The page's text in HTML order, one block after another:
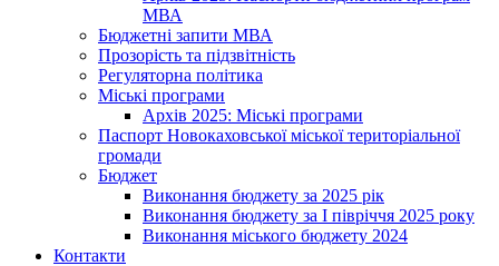
МВА
Бюджетні запити МВА
Прозорість та підзвітність
Регуляторна політика
Міські програми
Архів 2025: Міські програми
Паспорт Новокаховської міської територіальної
громади
Бюджет
Виконання бюджету за 2025 рік
Виконання бюджету за І півріччя 2025 року
Виконання міського бюджету 2024
Контакти